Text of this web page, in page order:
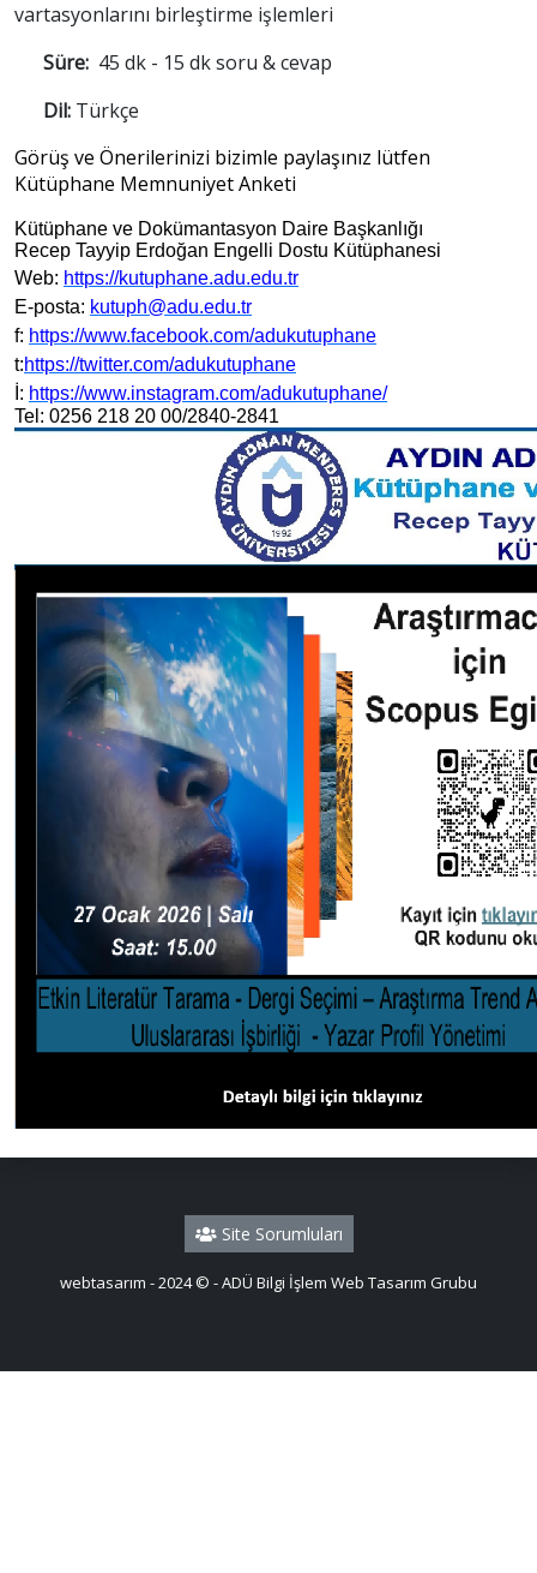
vartasyonlarını birleştirme işlemleri
Süre: 45 dk - 15 dk soru & cevap
Dil: Türkçe
Görüş ve Önerilerinizi bizimle paylaşınız lütfen
Kütüphane Memnuniyet Anketi
Kütüphane ve Dokümantasyon Daire Başkanlığı
Recep Tayyip Erdoğan Engelli Dostu Kütüphanesi
Web: https://kutuphane.adu.edu.tr
E-posta: kutuph@adu.edu.tr
f: https://www.facebook.com/adukutuphane
t:https://twitter.com/adukutuphane
İ: https://www.instagram.com/adukutuphane/
Tel: 0256 218 20 00/2840-2841
Site Sorumluları
webtasarım - 2024 © - ADÜ Bilgi İşlem Web Tasarım Grubu